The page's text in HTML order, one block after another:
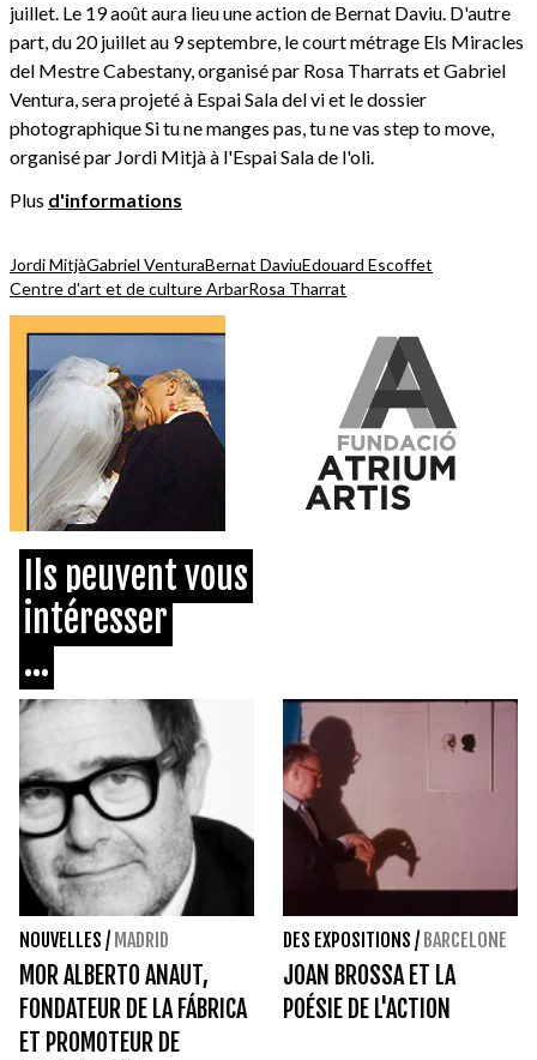
juillet. Le 19 août aura lieu une action de Bernat Daviu. D'autre
part, du 20 juillet au 9 septembre, le court métrage Els Miracles
del Mestre Cabestany, organisé par Rosa Tharrats et Gabriel
Ventura, sera projeté à Espai Sala del vi et le dossier
photographique Si tu ne manges pas, tu ne vas step to move,
organisé par Jordi Mitjà à l'Espai Sala de l'oli.
Plus d'informations
Jordi MitjàGabriel VenturaBernat DaviuEdouard Escoffet
Centre d'art et de culture ArbarRosa Tharrat
Ils peuvent vous
intéresser
...
NOUVELLES / MADRID
MOR ALBERTO ANAUT,
FONDATEUR DE LA FÁBRICA
ET PROMOTEUR DE
DES EXPOSITIONS / BARCELONE
JOAN BROSSA ET LA
POÉSIE DE L'ACTION